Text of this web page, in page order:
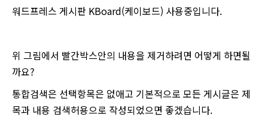
워드프레스 게시판 KBoard(케이보드) 사용중입니다.
위 그림에서 빨간박스안의 내용을 제거하려면 어떻게 하면될
까요?
통합검색은 선택항목은 없애고 기본적으로 모든 게시글은 제
목과 내용 검색허용으로 작성되었으면 좋겠습니다.